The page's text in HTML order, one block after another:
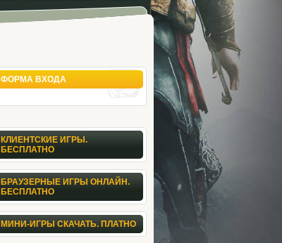
ФОРМА ВХОДА
КЛИЕНТСКИЕ ИГРЫ.
БЕСПЛАТНО
БРАУЗЕРНЫЕ ИГРЫ ОНЛАЙН.
БЕСПЛАТНО
МИНИ-ИГРЫ СКАЧАТЬ. ПЛАТНО